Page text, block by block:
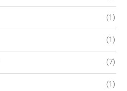
(1)
(1)
(7)
(1)